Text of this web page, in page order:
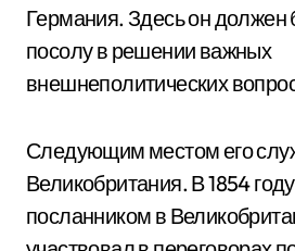
Германия. Здесь он должен
посолу в решении важных
внешнеполитических
Следующим местом его
Великобритания. В 1854
посланником в